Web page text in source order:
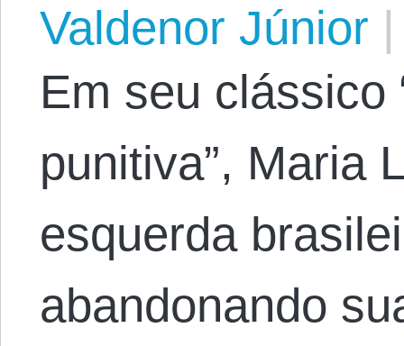
Valdenor Júnior |
Em seu clássico
punitiva”, Maria
esquerda
abandonando